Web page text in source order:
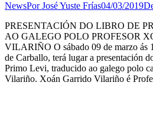
NewsPorJosé Yuste Frías04/03/2019
PRESENTACIÓN DO LIBRO DE
AO GALEGO POLO PROFESOR
VILARIÑO O sábado 09 de marzo ás
de Carballo, terá lugar a presentación
Primo Levi, traducido ao galego polo
Vilariño. Xoán Garrido Vilariño é